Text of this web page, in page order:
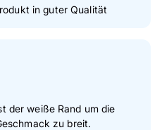
in guter Qualität
der weiße Rand um die
zu breit.